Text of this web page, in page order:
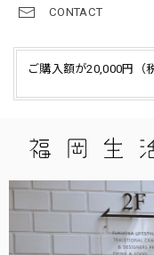
CONTACT
ご購入額が20,000円（